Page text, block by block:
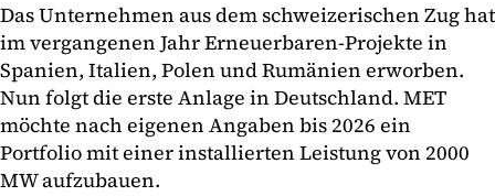
Das Unternehmen aus dem schweizerischen Zug hat
im vergangenen Jahr Erneuerbaren-Projekte in
Spanien, Italien, Polen und Rumänien erworben.
Nun folgt die erste Anlage in Deutschland. MET
möchte nach eigenen Angaben bis 2026 ein
Portfolio mit einer installierten Leistung von 2000
MW aufzubauen.